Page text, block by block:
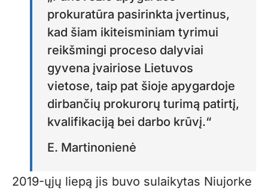
prokuratūra pasirinkta įvertinus,
kad šiam ikiteisminiam tyrimui
reikšmingi proceso dalyviai
gyvena įvairiose Lietuvos
vietose, taip pat šioje apygardoje
dirbančių prokurorų turimą patirtį,
kvalifikaciją bei darbo krūvį.“
E. Martinonienė
2019-ųjų liepą jis buvo sulaikytas Niujorke